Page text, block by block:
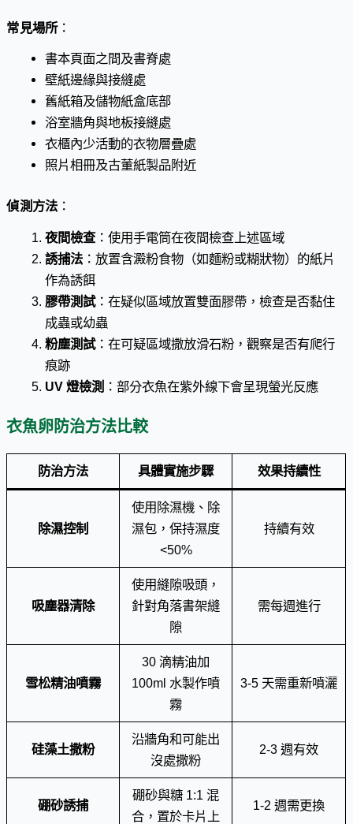
常見場所：
書本頁面之間及書脊處
壁紙邊緣與接縫處
舊紙箱及儲物紙盒底部
浴室牆角與地板接縫處
衣櫃內少活動的衣物層疊處
照片相冊及古董紙製品附近
偵測方法 ：
夜間檢查：使用手電筒在夜間檢查上述區域
誘捕法 ：放置含澱粉食物（如麵粉或糊狀物）的紙片
作為誘餌
膠帶測試：在疑似區域放置雙面膠帶，檢查是否黏住
成蟲或幼蟲
粉塵測試：在可疑區域撒放滑石粉，觀察是否有爬行
痕跡
UV 燈檢測 ：部分衣魚在紫外線下會呈現螢光反應
衣魚卵防治方法比較
防治方法 具體實施步驟 效果持續性
除濕控制
使用除濕機、除
濕包，保持濕度
<50%
持續有效
吸塵器清除
使用縫隙吸頭，
針對角落書架縫
隙
需每週進行
雪松精油噴霧
30 滴精油加
100ml 水製作噴
霧
3-5 天需重新噴灑
硅藻土撒粉
沿牆角和可能出
沒處撒粉
2-3 週有效
硼砂誘捕
硼砂與糖 1:1 混
合，置於卡片上
1-2 週需更換